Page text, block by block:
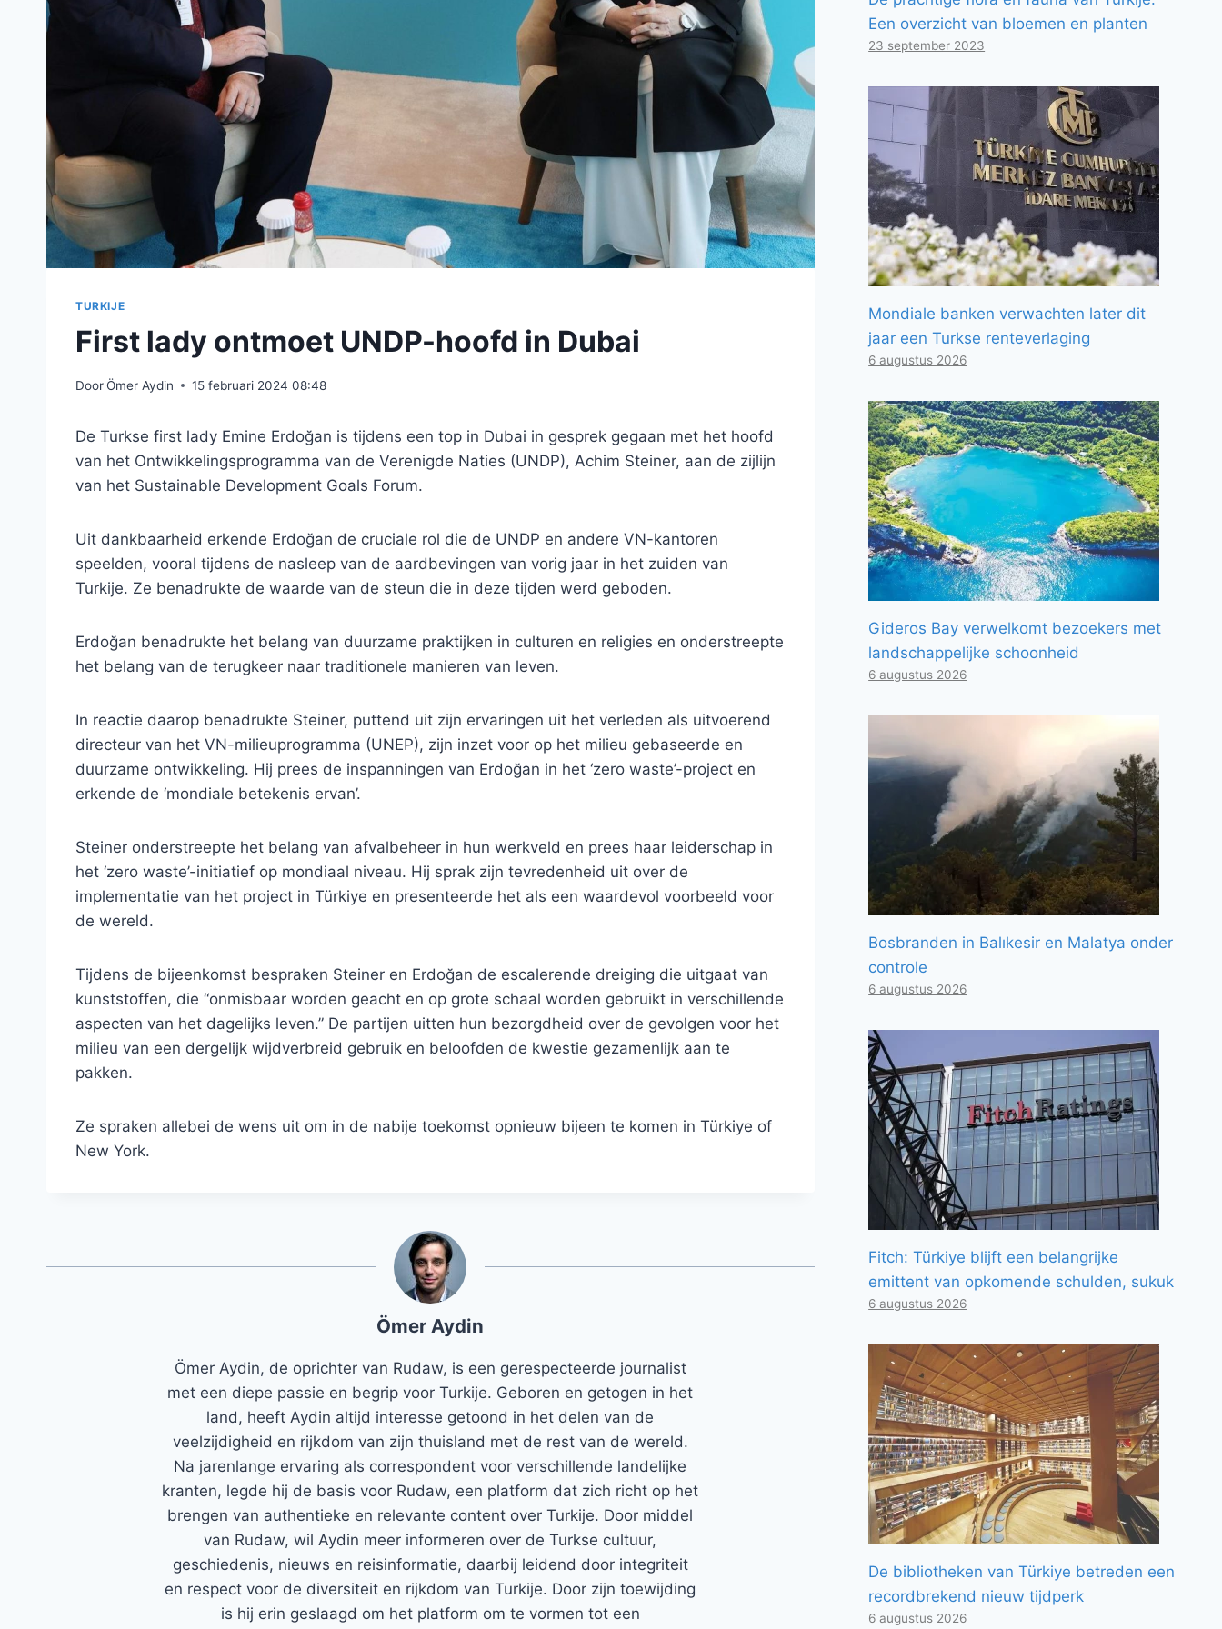
TURKIJE
First lady ontmoet UNDP-hoofd in Dubai
DoorÖmer Aydin 15 februari 2024 08:48
De Turkse first lady Emine Erdoğan is tijdens een top in Dubai in gesprek gegaan met het hoofd
van het Ontwikkelingsprogramma van de Verenigde Naties (UNDP), Achim Steiner, aan de zijlijn
van het Sustainable Development Goals Forum.
Uit dankbaarheid erkende Erdoğan de cruciale rol die de UNDP en andere VN-kantoren
speelden, vooral tijdens de nasleep van de aardbevingen van vorig jaar in het zuiden van
Turkije. Ze benadrukte de waarde van de steun die in deze tijden werd geboden.
Erdoğan benadrukte het belang van duurzame praktijken in culturen en religies en onderstreepte
het belang van de terugkeer naar traditionele manieren van leven.
In reactie daarop benadrukte Steiner, puttend uit zijn ervaringen uit het verleden als uitvoerend
directeur van het VN-milieuprogramma (UNEP), zijn inzet voor op het milieu gebaseerde en
duurzame ontwikkeling. Hij prees de inspanningen van Erdoğan in het ‘zero waste’-project en
erkende de ‘mondiale betekenis ervan’.
Steiner onderstreepte het belang van afvalbeheer in hun werkveld en prees haar leiderschap in
het ‘zero waste’-initiatief op mondiaal niveau. Hij sprak zijn tevredenheid uit over de
implementatie van het project in Türkiye en presenteerde het als een waardevol voorbeeld voor
de wereld.
Tijdens de bijeenkomst bespraken Steiner en Erdoğan de escalerende dreiging die uitgaat van
kunststoffen, die “onmisbaar worden geacht en op grote schaal worden gebruikt in verschillende
aspecten van het dagelijks leven.” De partijen uitten hun bezorgdheid over de gevolgen voor het
milieu van een dergelijk wijdverbreid gebruik en beloofden de kwestie gezamenlijk aan te
pakken.
Ze spraken allebei de wens uit om in de nabije toekomst opnieuw bijeen te komen in Türkiye of
New York.
Ömer Aydin
Ömer Aydin, de oprichter van Rudaw, is een gerespecteerde journalist
met een diepe passie en begrip voor Turkije. Geboren en getogen in het
land, heeft Aydin altijd interesse getoond in het delen van de
veelzijdigheid en rijkdom van zijn thuisland met de rest van de wereld.
Na jarenlange ervaring als correspondent voor verschillende landelijke
kranten, legde hij de basis voor Rudaw, een platform dat zich richt op het
brengen van authentieke en relevante content over Turkije. Door middel
van Rudaw, wil Aydin meer informeren over de Turkse cultuur,
geschiedenis, nieuws en reisinformatie, daarbij leidend door integriteit
en respect voor de diversiteit en rijkdom van Turkije. Door zijn toewijding
is hij erin geslaagd om het platform om te vormen tot een
Een overzicht van bloemen en planten
23 september 2023
Mondiale banken verwachten later dit
jaar een Turkse renteverlaging
6 augustus 2026
Gideros Bay verwelkomt bezoekers met
landschappelijke schoonheid
6 augustus 2026
Bosbranden in Balıkesir en Malatya onder
controle
6 augustus 2026
Fitch: Türkiye blijft een belangrijke
emittent van opkomende schulden, sukuk
6 augustus 2026
De bibliotheken van Türkiye betreden een
recordbrekend nieuw tijdperk
6 augustus 2026